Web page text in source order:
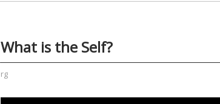
What is the Self?
rg